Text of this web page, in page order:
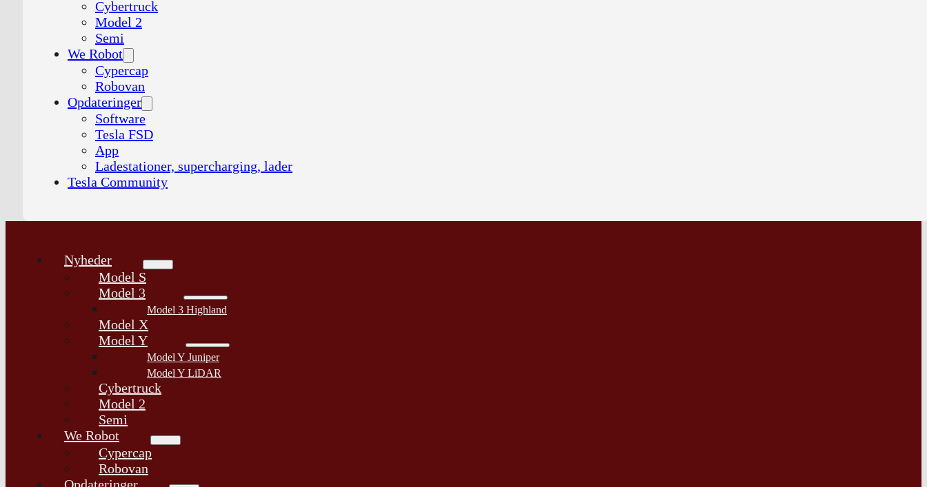
Cybertruck
Model 2
Semi
We Robot
Cypercap
Robovan
Opdateringer
Software
Tesla FSD
App
Ladestationer, supercharging, lader
Tesla Community
Nyheder
Model S
Model 3
Model 3 Highland
Model X
Model Y
Model Y Juniper
Model Y LiDAR
Cybertruck
Model 2
Semi
We Robot
Cypercap
Robovan